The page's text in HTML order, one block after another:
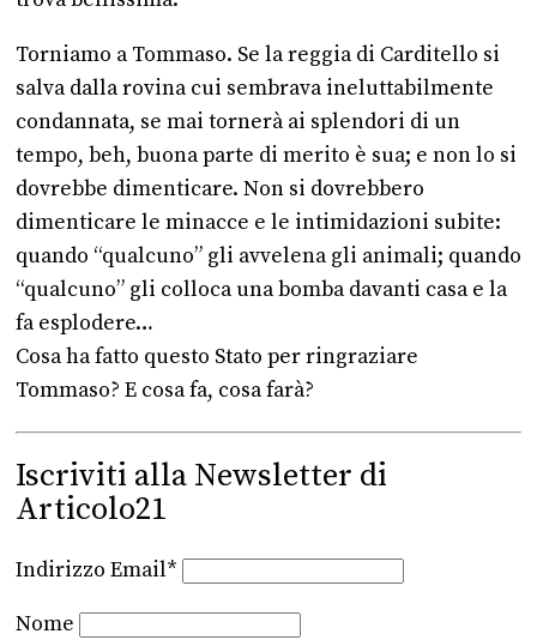
Torniamo a Tommaso. Se la reggia di Carditello si
salva dalla rovina cui sembrava ineluttabilmente
condannata, se mai tornerà ai splendori di un
tempo, beh, buona parte di merito è sua; e non lo si
dovrebbe dimenticare. Non si dovrebbero
dimenticare le minacce e le intimidazioni subite:
quando “qualcuno” gli avvelena gli animali; quando
“qualcuno” gli colloca una bomba davanti casa e la
fa esplodere…
Cosa ha fatto questo Stato per ringraziare
Tommaso? E cosa fa, cosa farà?
Iscriviti alla Newsletter di
Articolo21
Indirizzo Email*
Nome